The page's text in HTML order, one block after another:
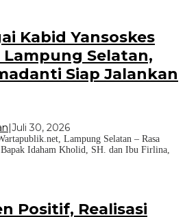
Kabid Yansoskes
Lampung Selatan,
Siap Jalankan
|Juli 30, 2026
Lampung Selatan – Rasa
Idaham Kholid, SH. dan Ibu Firlina,
Positif, Realisasi